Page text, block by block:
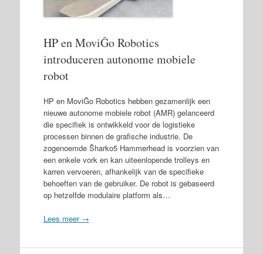
HP en MoviĜo Robotics
introduceren autonome mobiele
robot
HP en MoviĜo Robotics hebben gezamenlijk een
nieuwe autonome mobiele robot (AMR) gelanceerd
die specifiek is ontwikkeld voor de logistieke
processen binnen de grafische industrie. De
zogenoemde Ŝharko5 Hammerhead is voorzien van
een enkele vork en kan uiteenlopende trolleys en
karren vervoeren, afhankelijk van de specifieke
behoeften van de gebruiker. De robot is gebaseerd
op hetzelfde modulaire platform als…
Lees meer →